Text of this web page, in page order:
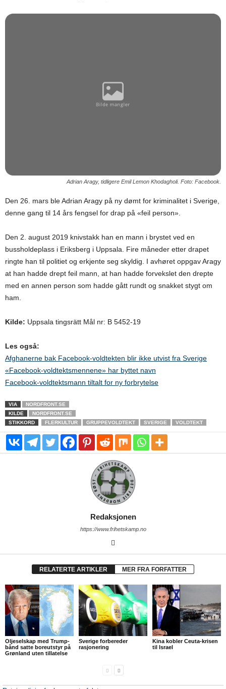
Adrian Aragy, tidligere Emil Lemon Khodagholi. Foto: Facebook.
Den 26. mars ble Adrian Aragy på ny dømt for kriminalitet i Sverige,
denne gang til 14 års fengsel for drap på «feil person».
Den 2. august 2019 knivstakk han en mann i brystet ved en
bussholdeplass i Eriksberg i Uppsala. Fire måneder etter drapet
ringte han til politiet og erkjente seg skyldig. I avhøret oppgav Aragy
at han hadde drept feil mann, at han hadde forvekslet den drepte
med en annen person som hadde gått rundt og snakket stygt om
ham.
Kilde: Uppsala tingsrätt Mål nr: B 5452-19
Les også:
Afghanerne bak Facebook-voldtekten blir ikke utvist fra Sverige
«Facebook-voldtektsmennene» har byttet navn
Facebook-voldtektsmann tiltalt for ny forbrytelse
VIA
NORDFRONT.SE
KILDE
NORDFRONT.SE
STIKKORD
FLERKULTUR GRUPPEVOLDTEKT SVERIGE VOLDTEKT
Redaksjonen
https://www.frihetskamp.no
RELATERTE ARTIKLER MER FRA FORFATTER
Oljeselskap med Trump-
bånd satte boreutstyr på
Grønland uten tillatelse
Sverige forbereder
rasjonering
Kina kobler Ceuta-krisen
til Israel